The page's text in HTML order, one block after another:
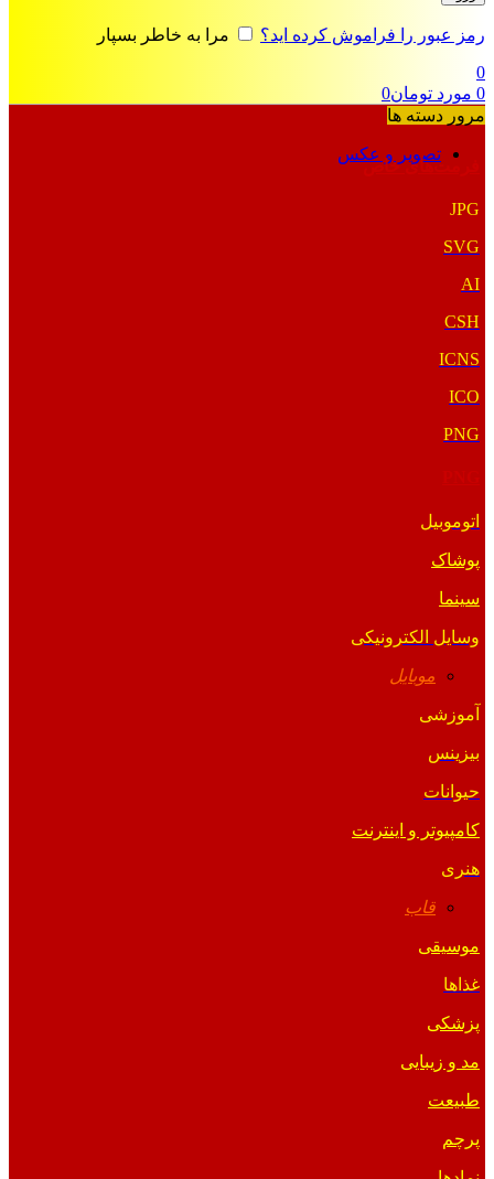
رمز عبور را فراموش کرده اید؟
مرا به خاطر بسپار
0
0 مورد تومان0
مرور دسته ها
تصویر و عکس
فرمت‌های خاص
JPG
SVG
AI
CSH
ICNS
ICO
PNG
اتوموبیل
پوشاک
سینما
وسایل الکترونیکی
موبایل
آموزشی
بیزینس
حیوانات
کامپیوتر و اینترنت
هنری
قاب
موسیقی
غذاها
پزشکی
مد و زیبایی
طبیعت
پرچم